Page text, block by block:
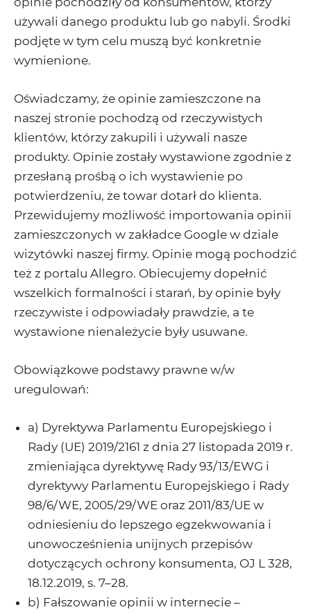
używali danego produktu lub go nabyli. Środki
podjęte w tym celu muszą być konkretnie
wymienione.
Oświadczamy, że opinie zamieszczone na
naszej stronie pochodzą od rzeczywistych
klientów, którzy zakupili i używali nasze
produkty. Opinie zostały wystawione zgodnie z
przesłaną prośbą o ich wystawienie po
potwierdzeniu, że towar dotarł do klienta.
Przewidujemy możliwość importowania opinii
zamieszczonych w zakładce Google w dziale
wizytówki naszej firmy. Opinie mogą pochodzić
też z portalu Allegro. Obiecujemy dopełnić
wszelkich formalności i starań, by opinie były
rzeczywiste i odpowiadały prawdzie, a te
wystawione nienależycie były usuwane.
Obowiązkowe podstawy prawne w/w
uregulowań:
a) Dyrektywa Parlamentu Europejskiego i
Rady (UE) 2019/2161 z dnia 27 listopada 2019 r.
zmieniająca dyrektywę Rady 93/13/EWG i
dyrektywy Parlamentu Europejskiego i Rady
98/6/WE, 2005/29/WE oraz 2011/83/UE w
odniesieniu do lepszego egzekwowania i
unowocześnienia unijnych przepisów
dotyczących ochrony konsumenta, OJ L 328,
18.12.2019, s. 7–28.
b) Fałszowanie opinii w internecie –